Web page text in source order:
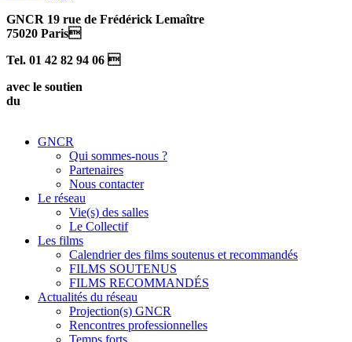
GNCR 19 rue de Frédérick Lemaître
75020 Paris
Tel. 01 42 82 94 06 
avec le soutien
du
GNCR
Qui sommes-nous ?
Partenaires
Nous contacter
Le réseau
Vie(s) des salles
Le Collectif
Les films
Calendrier des films soutenus et recommandés
FILMS SOUTENUS
FILMS RECOMMANDÉS
Actualités du réseau
Projection(s) GNCR
Rencontres professionnelles
Temps forts